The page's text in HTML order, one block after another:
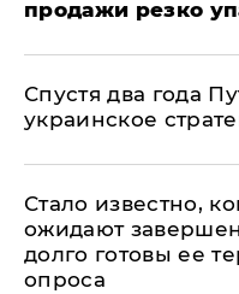
продажи резко
Спустя два года
украинское
Стало известно,
ожидают
долго готовы ее
опроса